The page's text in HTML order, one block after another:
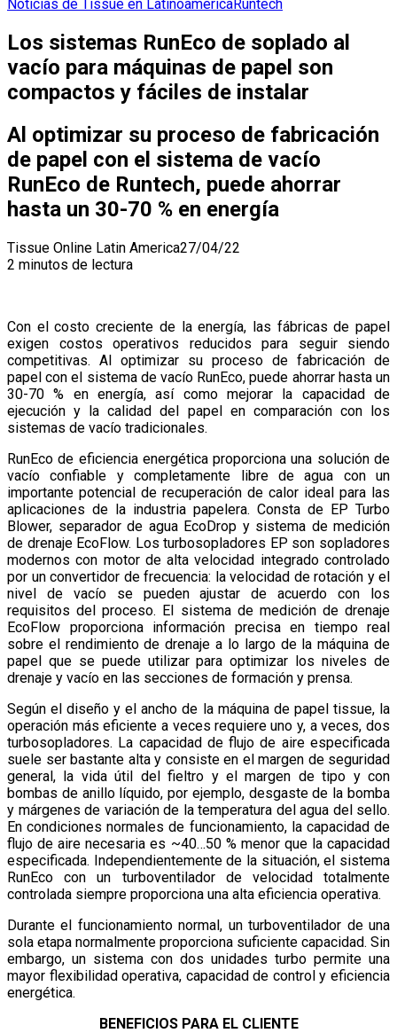
Noticias de Tissue en LatinoamericaRuntech
Los sistemas RunEco de soplado al
vacío para máquinas de papel son
compactos y fáciles de instalar
Al optimizar su proceso de fabricación
de papel con el sistema de vacío
RunEco de Runtech, puede ahorrar
hasta un 30-70 % en energía
Tissue Online Latin America27/04/22
2 minutos de lectura
Con el costo creciente de la energía, las fábricas de papel
exigen costos operativos reducidos para seguir siendo
competitivas. Al optimizar su proceso de fabricación de
papel con el sistema de vacío RunEco, puede ahorrar hasta un
30-70 % en energía, así como mejorar la capacidad de
ejecución y la calidad del papel en comparación con los
sistemas de vacío tradicionales.
RunEco de eficiencia energética proporciona una solución de
vacío confiable y completamente libre de agua con un
importante potencial de recuperación de calor ideal para las
aplicaciones de la industria papelera. Consta de EP Turbo
Blower, separador de agua EcoDrop y sistema de medición
de drenaje EcoFlow. Los turbosopladores EP son sopladores
modernos con motor de alta velocidad integrado controlado
por un convertidor de frecuencia: la velocidad de rotación y el
nivel de vacío se pueden ajustar de acuerdo con los
requisitos del proceso. El sistema de medición de drenaje
EcoFlow proporciona información precisa en tiempo real
sobre el rendimiento de drenaje a lo largo de la máquina de
papel que se puede utilizar para optimizar los niveles de
drenaje y vacío en las secciones de formación y prensa.
Según el diseño y el ancho de la máquina de papel tissue, la
operación más eficiente a veces requiere uno y, a veces, dos
turbosopladores. La capacidad de flujo de aire especificada
suele ser bastante alta y consiste en el margen de seguridad
general, la vida útil del fieltro y el margen de tipo y con
bombas de anillo líquido, por ejemplo, desgaste de la bomba
y márgenes de variación de la temperatura del agua del sello.
En condiciones normales de funcionamiento, la capacidad de
flujo de aire necesaria es ~40…50 % menor que la capacidad
especificada. Independientemente de la situación, el sistema
RunEco con un turboventilador de velocidad totalmente
controlada siempre proporciona una alta eficiencia operativa.
Durante el funcionamiento normal, un turboventilador de una
sola etapa normalmente proporciona suficiente capacidad. Sin
embargo, un sistema con dos unidades turbo permite una
mayor flexibilidad operativa, capacidad de control y eficiencia
energética.
BENEFICIOS PARA EL CLIENTE